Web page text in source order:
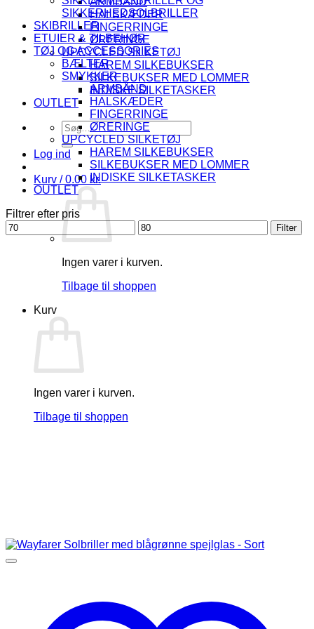
HALSKÆDER
FINGERRINGE
ØRERINGE
UPCYCLED SILKETØJ
HAREM SILKEBUKSER
SILKEBUKSER MED LOMMER
INDISKE SILKETASKER
OUTLET
Søg
efter:
Log ind
Kurv /0.00 kr.
Ingen varer i kurven.
Tilbage til shoppen
Kurv
Ingen varer i kurven.
Tilbage til shoppen
SIKKERHEDSOLBRILLER
SKIBRILLER
ETUIER & TILBEHØR
TØJ OG ACCESSORIES
BÆLTER
SMYKKER
ARMBÅND
HALSKÆDER
FINGERRINGE
ØRERINGE
UPCYCLED SILKETØJ
HAREM SILKEBUKSER
SILKEBUKSER MED LOMMER
INDISKE SILKETASKER
OUTLET
Filtrer efter pris
Mindste
pris
Højeste
pris
Filter